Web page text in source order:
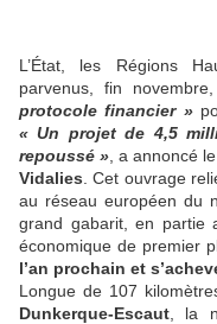
« On a, avec l’axe
Valérie Fourneyron, co-
maritimes de l’axe Seine
L’État, les Régions
parvenus, fin
protocole financier »
« Un projet de 4,5
repoussé » , a annoncé
Vidalies . Cet ouvrage
au réseau européen du
grand gabarit, en partie
économique de premier
l’an prochain et
Longue de 107
Dunkerque-Escaut , la